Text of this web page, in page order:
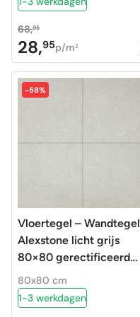
68,95
Oorspronkelijke
prijs
was:
68,95.
28,95
Huidige
prijs
is:
28,95.
p/m2
-58%
Vloertegel – Wandtegel
Alexstone licht grijs
80×80 gerectificeerd
R10
80x80 cm
1-3 werkdagen